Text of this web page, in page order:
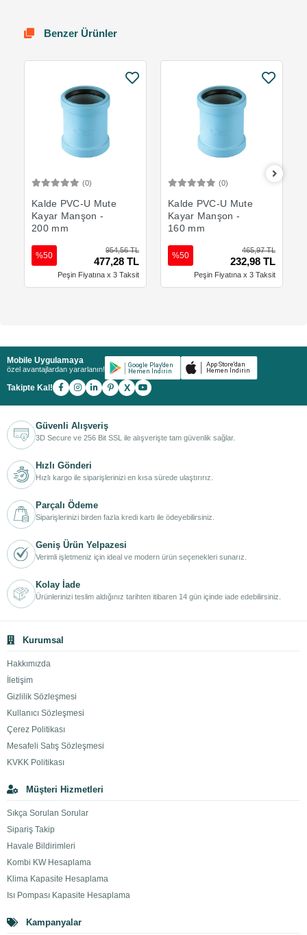
Benzer Ürünler
(0)
Kalde PVC-U Mute
Kayar Manşon -
200 mm
954,56 TL
477,28 TL
%50
Peşin Fiyatına x 3 Taksit
(0)
Kalde PVC-U Mute
Kayar Manşon -
160 mm
465,97 TL
232,98 TL
%50
Peşin Fiyatına x 3 Taksit
Mobile Uygulamaya
özel avantajlardan yararlanın!
Takipte Kal! X
Güvenli Alışveriş
3D Secure ve 256 Bit SSL ile alışverişte tam güvenlik sağlar.
Hızlı Gönderi
Hızlı kargo ile siparişlerinizi en kısa sürede ulaştırırız.
Parçalı Ödeme
Siparişlerinizi birden fazla kredi kartı ile ödeyebilirsiniz.
Geniş Ürün Yelpazesi
Verimli işletmeniz için ideal ve modern ürün seçenekleri sunarız.
Kolay İade
Ürünlerinizi teslim aldığınız tarihten itibaren 14 gün içinde iade edebilirsiniz.
Kurumsal
Hakkımızda
İletişim
Gizlilik Sözleşmesi
Kullanıcı Sözleşmesi
Çerez Politikası
Mesafeli Satış Sözleşmesi
KVKK Politikası
Müşteri Hizmetleri
Sıkça Sorulan Sorular
Sipariş Takip
Havale Bildirimleri
Kombi KW Hesaplama
Klima Kapasite Hesaplama
Isı Pompası Kapasite Hesaplama
Kampanyalar